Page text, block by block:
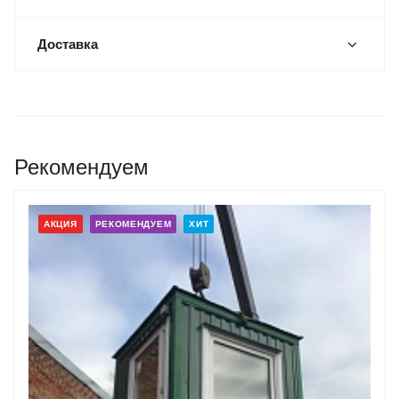
Доставка
Рекомендуем
АКЦИЯ РЕКОМЕНДУЕМ ХИТ